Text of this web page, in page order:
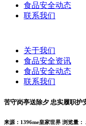
食品安全动态
联系我们
关于我们
食品安全资讯
食品安全动态
联系我们
苦守岗亭送除夕 忠实履职护
来源：1396me皇家世界 浏览量：